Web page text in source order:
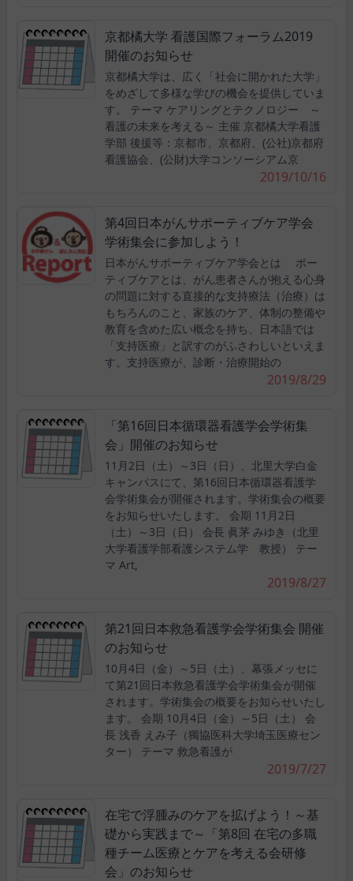
京都橘大学 看護国際フォーラム2019
開催のお知らせ
京都橘大学は、広く「社会に開かれた大学」
をめざして多様な学びの機会を提供していま
す。 テーマ ケアリングとテクノロジー ～
看護の未来を考える～ 主催 京都橘大学看護
学部 後援等：京都市、京都府、(公社)京都府
看護協会、(公財)大学コンソーシアム京
2019/10/16
第4回日本がんサポーティブケア学会
学術集会に参加しよう！
日本がんサポーティブケア学会とは ポー
ティブケアとは、がん患者さんが抱える心身
の問題に対する直接的な支持療法（治療）は
もちろんのこと、家族のケア、体制の整備や
教育を含めた広い概念を持ち、日本語では
「支持医療」と訳すのがふさわしいといえま
す。支持医療が、診断・治療開始の
2019/8/29
「第16回日本循環器看護学会学術集
会」開催のお知らせ
11月2日（土）～3日（日）、北里大学白金
キャンパスにて、第16回日本循環器看護学
会学術集会が開催されます。学術集会の概要
をお知らせいたします。 会期 11月2日
（土）～3日（日） 会長 眞茅 みゆき（北里
大学看護学部看護システム学 教授） テー
マ Art,
2019/8/27
第21回日本救急看護学会学術集会 開催
のお知らせ
10月4日（金）～5日（土）、幕張メッセに
て第21回日本救急看護学会学術集会が開催
されます。学術集会の概要をお知らせいたし
ます。 会期 10月4日（金）～5日（土） 会
長 浅香 えみ子（獨協医科大学埼玉医療セン
ター） テーマ 救急看護が
2019/7/27
在宅で浮腫みのケアを拡げよう！～基
礎から実践まで～「第8回 在宅の多職
種チーム医療とケアを考える会研修
会」のお知らせ